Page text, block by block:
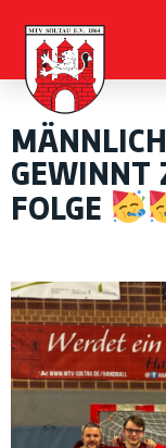
GEWINNT
FOLGE